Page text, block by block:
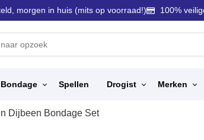
morgen in huis (mits op voorraad!) 100%
Bondage Spellen Drogist Merken
Dijbeen Bondage Set